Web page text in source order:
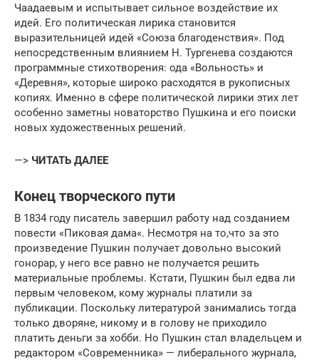
Чаадаевым и испытывает сильное воздействие их
идей. Его политическая лирика становится
выразительницей идей «Союза благоденствия». Под
непосредственным влиянием Н. Тургенева создаются
программные стихотворения: ода «Вольность» и
«Деревня», которые широко расходятся в рукописных
копиях. Именно в сфере политической лирики этих лет
особенно заметны новаторство Пушкина и его поиски
новых художественных решений.
—> ЧИТАТЬ ДАЛЕЕ
Конец творческого пути
В 1834 году писатель завершил работу над созданием
повести «Пиковая дама«. Несмотря на то,что за это
произведение Пушкин получает довольно высокий
гонорар, у него все равно не получается решить
материальные проблемы. Кстати, Пушкин был едва ли
первым человеком, кому журналы платили за
публикации. Поскольку литературой занимались тогда
только дворяне, никому и в голову не приходило
платить деньги за хобби. Но Пушкин стал владельцем и
редактором «Современника» — либерального журнала,